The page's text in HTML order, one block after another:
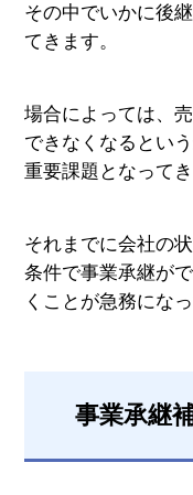
その中でいかに後
てきます。
場合によっては、
できなくなるとい
重要課題となってき
それまでに会社の
条件で事業承継が
くことが急務にな
事業承継